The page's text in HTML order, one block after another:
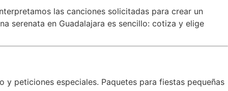
las canciones solicitadas para crear un
serenata en Guadalajara es sencillo: cotiza y elige
peticiones especiales. Paquetes para fiestas pequeñas